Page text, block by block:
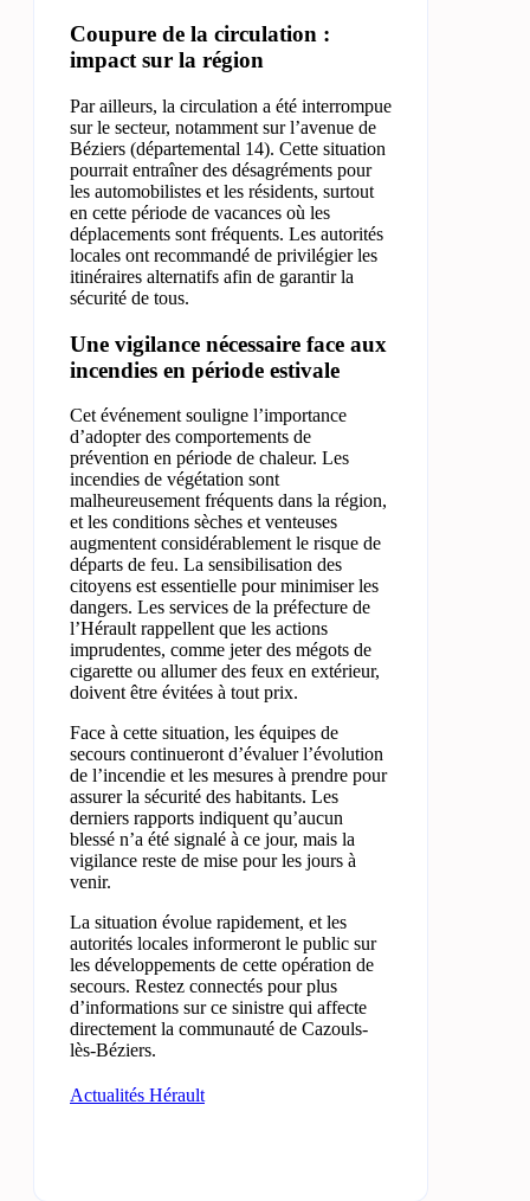
Coupure de la circulation :
impact sur la région
Par ailleurs, la circulation a été interrompue
sur le secteur, notamment sur l’avenue de
Béziers (départemental 14). Cette situation
pourrait entraîner des désagréments pour
les automobilistes et les résidents, surtout
en cette période de vacances où les
déplacements sont fréquents. Les autorités
locales ont recommandé de privilégier les
itinéraires alternatifs afin de garantir la
sécurité de tous.
Une vigilance nécessaire face aux
incendies en période estivale
Cet événement souligne l’importance
d’adopter des comportements de
prévention en période de chaleur. Les
incendies de végétation sont
malheureusement fréquents dans la région,
et les conditions sèches et venteuses
augmentent considérablement le risque de
départs de feu. La sensibilisation des
citoyens est essentielle pour minimiser les
dangers. Les services de la préfecture de
l’Hérault rappellent que les actions
imprudentes, comme jeter des mégots de
cigarette ou allumer des feux en extérieur,
doivent être évitées à tout prix.
Face à cette situation, les équipes de
secours continueront d’évaluer l’évolution
de l’incendie et les mesures à prendre pour
assurer la sécurité des habitants. Les
derniers rapports indiquent qu’aucun
blessé n’a été signalé à ce jour, mais la
vigilance reste de mise pour les jours à
venir.
La situation évolue rapidement, et les
autorités locales informeront le public sur
les développements de cette opération de
secours. Restez connectés pour plus
d’informations sur ce sinistre qui affecte
directement la communauté de Cazouls-
lès-Béziers.
Actualités Hérault